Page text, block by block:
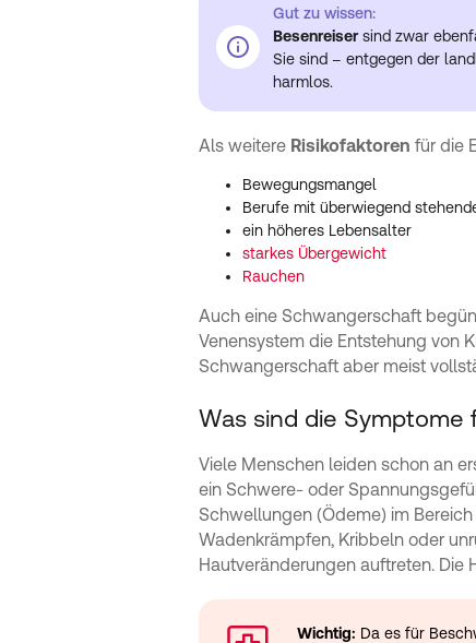
Gut zu wissen:
Besenreisersind zwar
Sie sind – entgegen der
harmlos.
Als weitere Risikofaktoren für die
Bewegungsmangel
Berufe mit überwiegend
ein höheres Lebensalter
starkes Übergewicht
Rauchen
Auch eine Schwangerschaft
Venensystem die Entstehung von
Schwangerschaft aber meist
Was sind die Symptome
Viele Menschen leiden schon an
ein Schwere- oder
Schwellungen (Ödeme) im
Wadenkrämpfen, Kribbeln oder
Hautveränderungen auftreten. Die
Wichtig: Da es für